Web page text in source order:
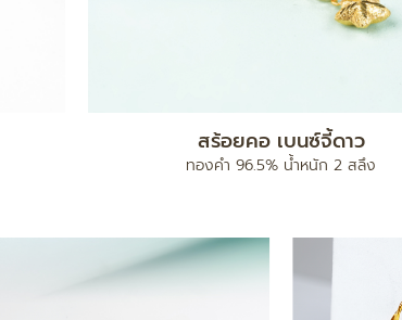
สร้อยคอ เบนซ์จี้ดาว
ทองคำ 96.5% น้ำหนัก 2 สลึง